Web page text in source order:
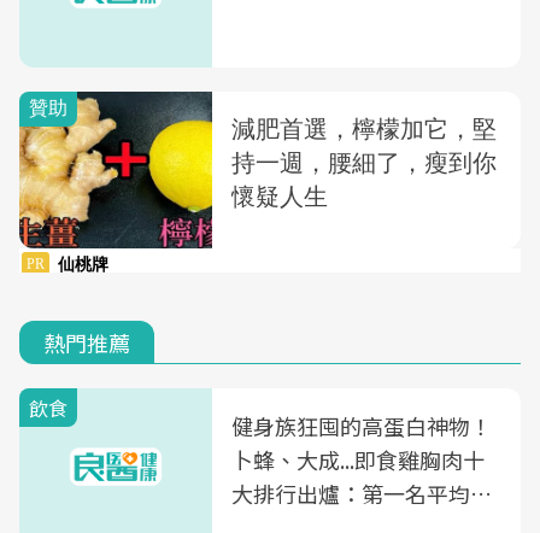
熱門推薦
飲食
健身族狂囤的高蛋白神物！
卜蜂、大成...即食雞胸肉十
大排行出爐：第一名平均一